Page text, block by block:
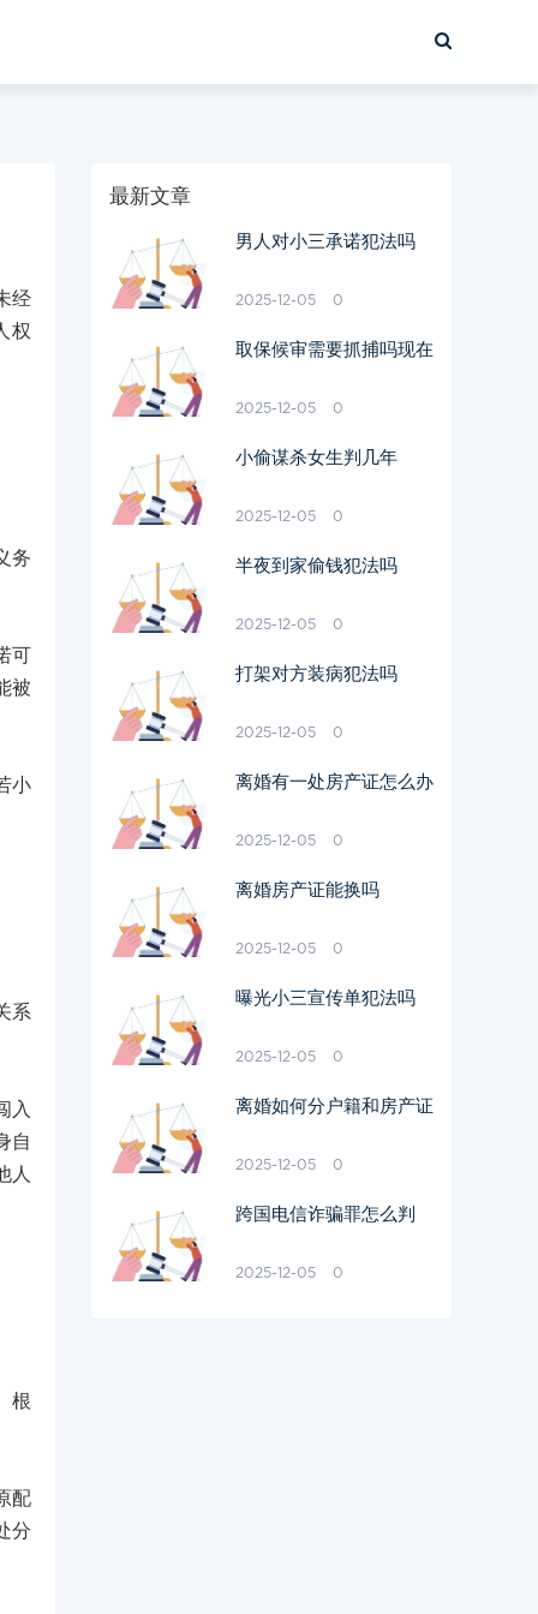
经
权
务
被
小
系
入
自
人
根
配
分
最新文章
男人对小三承诺犯法吗
2025-12-05 0
取保候审需要抓捕吗现在
2025-12-05 0
小偷谋杀女生判几年
2025-12-05 0
半夜到家偷钱犯法吗
2025-12-05 0
打架对方装病犯法吗
2025-12-05 0
离婚有一处房产证怎么办
2025-12-05 0
离婚房产证能换吗
2025-12-05 0
曝光小三宣传单犯法吗
2025-12-05 0
离婚如何分户籍和房产证
2025-12-05 0
跨国电信诈骗罪怎么判
2025-12-05 0